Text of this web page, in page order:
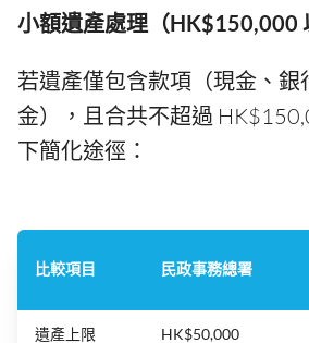
小額遺產處理（HK$150,000
若遺產僅包含款項（現金、銀
金），且合共不超過
下簡化途徑：
比較項目 民政事務總署
遺產上限 HK$50,000